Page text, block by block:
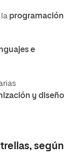
la programación
e
y diseño
según